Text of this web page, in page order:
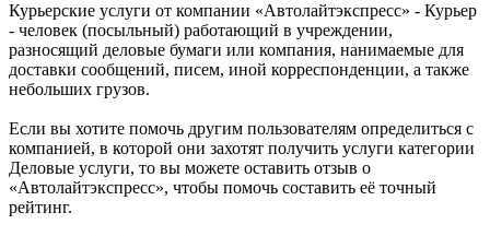
Курьерские услуги от компании «Автолайтэкспресс» - Курьер
- человек (посыльный) работающий в учреждении,
разносящий деловые бумаги или компания, нанимаемые для
доставки сообщений, писем, иной корреспонденции, а также
небольших грузов.
Если вы хотите помочь другим пользователям определиться с
компанией, в которой они захотят получить услуги категории
Деловые услуги, то вы можете оставить отзыв о
«Автолайтэкспресс», чтобы помочь составить её точный
рейтинг.